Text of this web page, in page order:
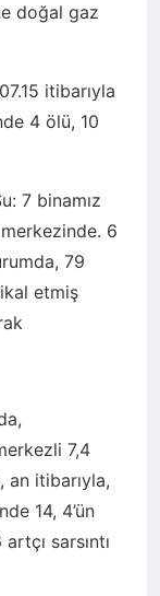
doğal gaz
itibarıyla
4 ölü, 10
7 binamız
merkezinde. 6
79
etmiş
7,4
an itibarıyla,
14, 4’ün
sarsıntı